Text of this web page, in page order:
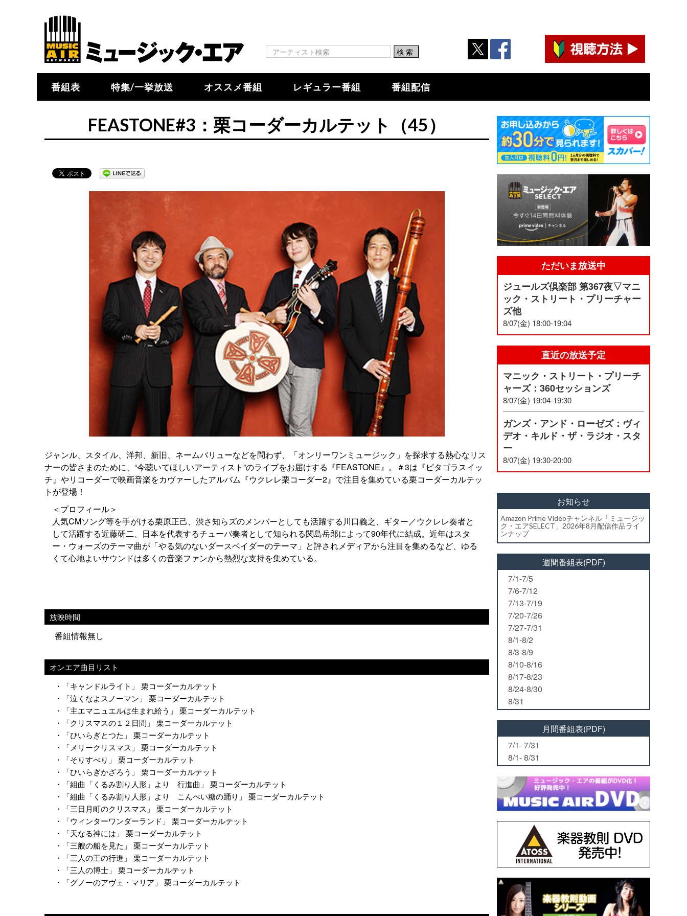
番組表 特集/一挙放送 オススメ番組 レギュラー番組 番組配信
FEASTONE#3：栗コーダーカルテット（45）
ジャンル、スタイル、洋邦、新旧、ネームバリューなどを問わず、「オンリーワンミュージック」を探求する熱心なリス
ナーの皆さまのために、“今聴いてほしいアーティスト”のライブをお届けする『FEASTONE』。＃3は『ピタゴラスイッ
チ』やリコーダーで映画音楽をカヴァーしたアルバム『ウクレレ栗コーダー2』で注目を集めている栗コーダーカルテッ
トが登場！
＜プロフィール＞
人気CMソング等を手がける栗原正己、渋さ知らズのメンバーとしても活躍する川口義之、ギター／ウクレレ奏者と
して活躍する近藤研二、日本を代表するチューバ奏者として知られる関島岳郎によって90年代に結成。近年はスタ
ー・ウォーズのテーマ曲が「やる気のないダースベイダーのテーマ」と評されメディアから注目を集めるなど、ゆる
くて心地よいサウンドは多くの音楽ファンから熱烈な支持を集めている。
放映時間
番組情報無し
オンエア曲目リスト
・「キャンドルライト」 栗コーダーカルテット
・「泣くなよスノーマン」 栗コーダーカルテット
・「主エマニュエルは生まれ給う」 栗コーダーカルテット
・「クリスマスの１２日間」 栗コーダーカルテット
・「ひいらぎとつた」 栗コーダーカルテット
・「メリークリスマス」 栗コーダーカルテット
・「そりすべり」 栗コーダーカルテット
・「ひいらぎかざろう」 栗コーダーカルテット
・「組曲「くるみ割り人形」より 行進曲」 栗コーダーカルテット
・「組曲「くるみ割り人形」より こんぺい糖の踊り」 栗コーダーカルテット
・「三日月町のクリスマス」 栗コーダーカルテット
・「ウィンターワンダーランド」 栗コーダーカルテット
・「天なる神には」 栗コーダーカルテット
・「三艘の船を見た」 栗コーダーカルテット
・「三人の王の行進」 栗コーダーカルテット
・「三人の博士」 栗コーダーカルテット
・「グノーのアヴェ・マリア」 栗コーダーカルテット
ただいま放送中
ジュールズ倶楽部 第367夜▽マニ
ック・ストリート・プリーチャー
ズ他
8/07(金) 18:00-19:04
直近の放送予定
マニック・ストリート・プリーチ
ャーズ：360セッションズ
8/07(金) 19:04-19:30
ガンズ・アンド・ローゼズ：ヴィ
デオ・キルド・ザ・ラジオ・スタ
ー
8/07(金) 19:30-20:00
お知らせ
Amazon Prime Videoチャンネル「ミュージッ
ク・エアSELECT」2026年8月配信作品ライ
ンナップ
週間番組表(PDF)
7/1-7/5
7/6-7/12
7/13-7/19
7/20-7/26
7/27-7/31
8/1-8/2
8/3-8/9
8/10-8/16
8/17-8/23
8/24-8/30
8/31
月間番組表(PDF)
7/1- 7/31
8/1- 8/31